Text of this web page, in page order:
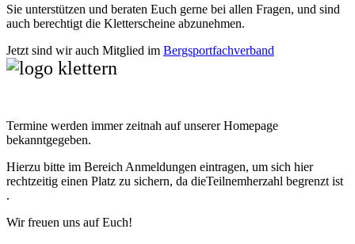
Sie unterstützen und beraten Euch gerne bei allen Fragen, und sind
auch berechtigt die Kletterscheine abzunehmen.
Jetzt sind wir auch Mitglied im Bergsportfachverband
Termine werden immer zeitnah auf unserer Homepage
bekanntgegeben.
Hierzu bitte im Bereich Anmeldungen eintragen, um sich hier
rechtzeitig einen Platz zu sichern, da dieTeilnemherzahl begrenzt ist
.
Wir freuen uns auf Euch!